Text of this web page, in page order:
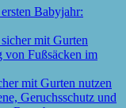
Babyjahr:
mit Gurten nutzen